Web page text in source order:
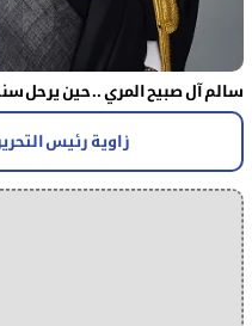
سالم آل صبيح المري .. حين يرحل
زاوية رئيس